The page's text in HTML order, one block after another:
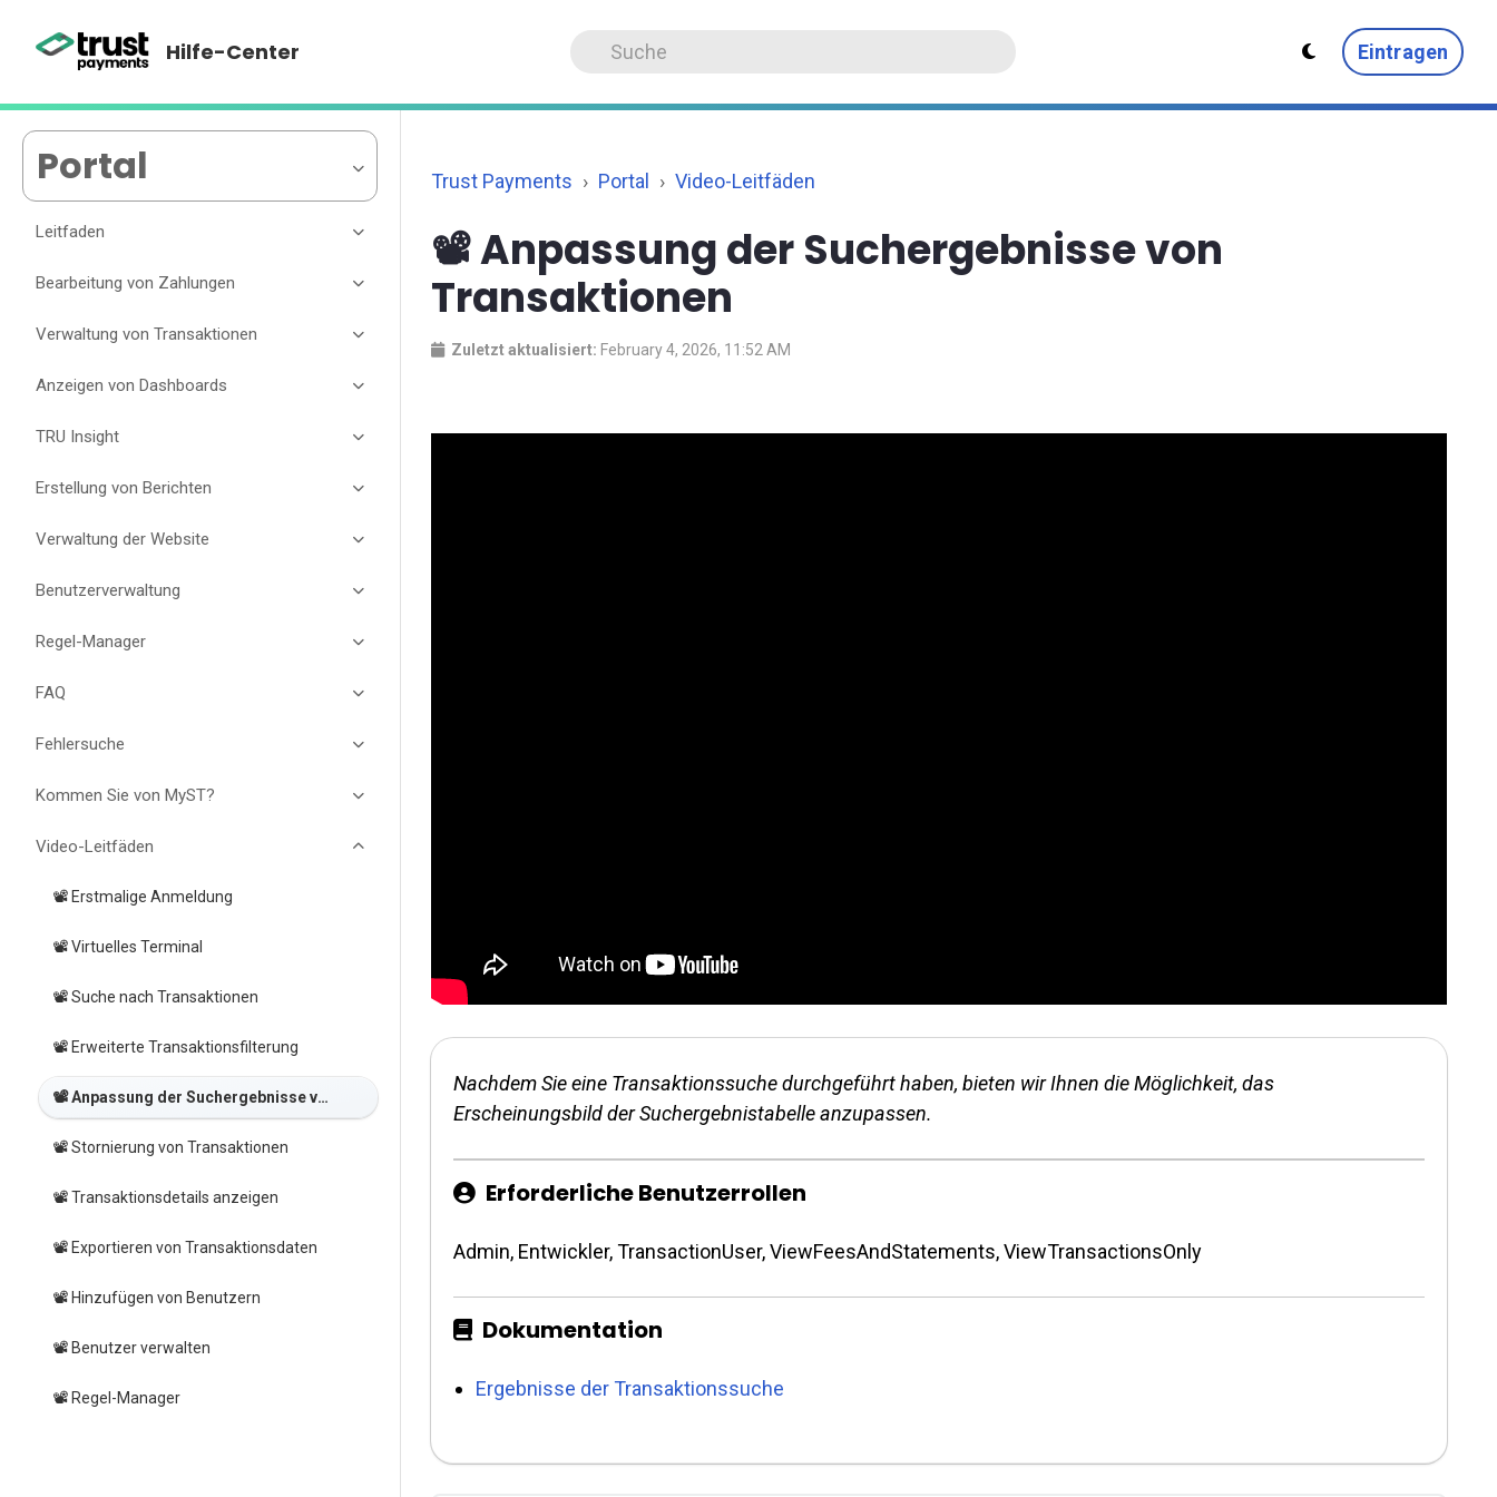
Hilfe-Center Eintragen
Portal
Leitfaden
Bearbeitung von Zahlungen
Verwaltung von Transaktionen
Anzeigen von Dashboards
TRU Insight
Erstellung von Berichten
Verwaltung der Website
Benutzerverwaltung
Regel-Manager
FAQ
Fehlersuche
Kommen Sie von MyST?
Video-Leitfäden
📽️ Erstmalige Anmeldung
📽️ Virtuelles Terminal
📽️ Suche nach Transaktionen
📽️ Erweiterte Transaktionsfilterung
📽️ Anpassung der Suchergebnisse von Transaktionen
📽️ Stornierung von Transaktionen
📽️ Transaktionsdetails anzeigen
📽️ Exportieren von Transaktionsdaten
📽️ Hinzufügen von Benutzern
📽️ Benutzer verwalten
📽️ Regel-Manager
Trust Payments Portal Video-Leitfäden
📽️ Anpassung der Suchergebnisse von
Transaktionen
Zuletzt aktualisiert: February 4, 2026, 11:52 AM
Nachdem Sie eine Transaktionssuche durchgeführt haben, bieten wir Ihnen die Möglichkeit, das
Erscheinungsbild der Suchergebnistabelle anzupassen.
Erforderliche Benutzerrollen
Admin, Entwickler, TransactionUser, ViewFeesAndStatements, ViewTransactionsOnly
Dokumentation
Ergebnisse der Transaktionssuche